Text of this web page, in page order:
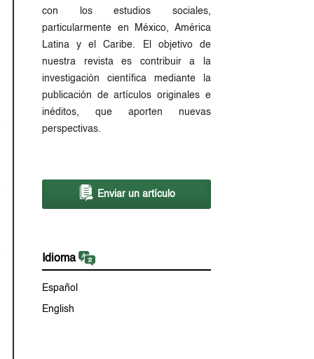
con los estudios sociales,
particularmente en México, América
Latina y el Caribe. El objetivo de
nuestra revista es contribuir a la
investigación científica mediante la
publicación de artículos originales e
inéditos, que aporten nuevas
perspectivas.
Enviar un artículo
Idioma
Español
English